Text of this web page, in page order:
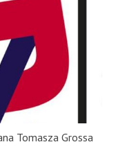
Tomasza Grossa